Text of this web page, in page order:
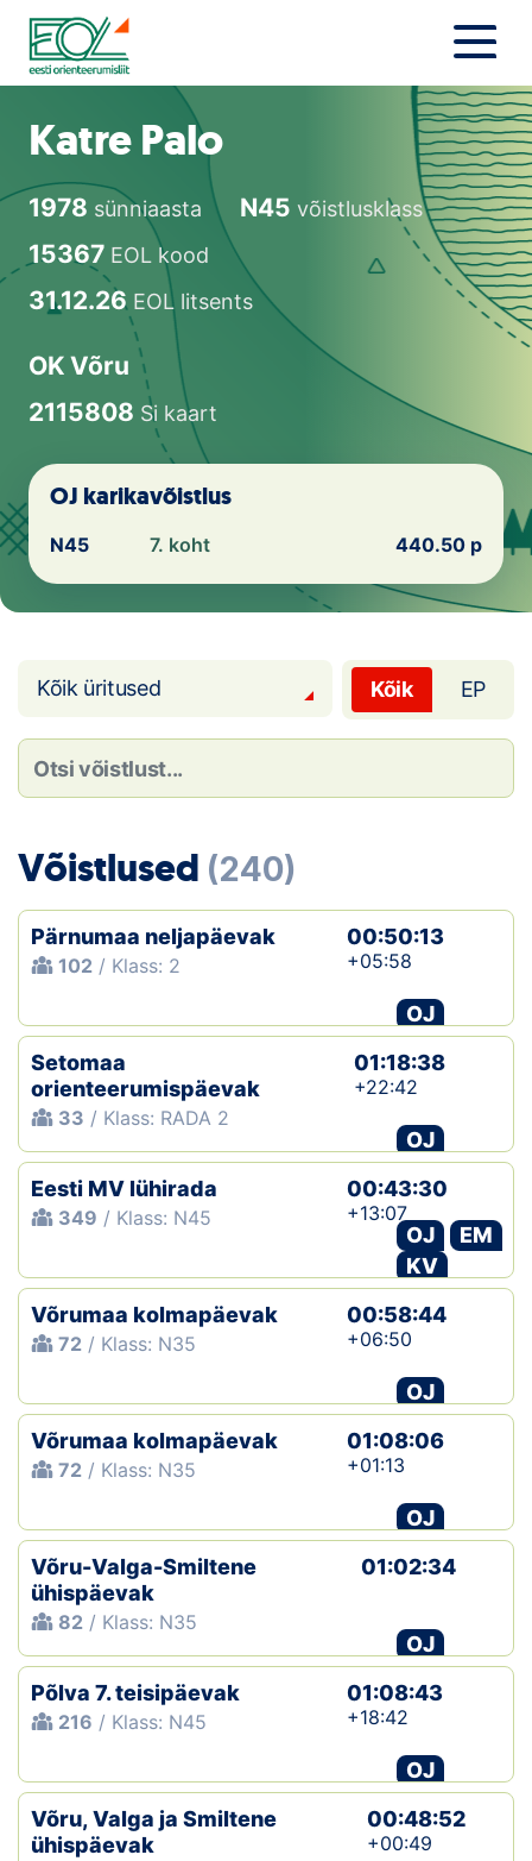
Liigu
sisu
juurde
Estonian Orienteering Federation
Orienteerujale
Eesti Orienteerumine 100!
Toetamine
Telli litsents!
Loha
Kaardid
Koondised
Tule klubisse!
Dokumendid
Klubid
Suletud maastikud
Püsirajad
Ajalugu
Koolitused
OTSI
Katre Palo
1978 sünniaasta N45 võistlusklass
15367 EOL kood
31.12.26 EOL litsents
OK Võru
2115808 Si kaart
OJ karikavõistlus
N45 7. koht 440.50 p
Kõik üritused Kõik EP
Võistlused (240)
Pärnumaa neljapäevak
102 / Klass: 2
00:50:13
+05:58
OJ
Setomaa
orienteerumispäevak
33 / Klass: RADA 2
01:18:38
+22:42
OJ
Eesti MV lühirada
349 / Klass: N45
00:43:30
+13:07
OJ
EM
KV
Võrumaa kolmapäevak
72 / Klass: N35
00:58:44
+06:50
OJ
Võrumaa kolmapäevak
72 / Klass: N35
01:08:06
+01:13
OJ
Võru-Valga-Smiltene
ühispäevak
82 / Klass: N35
01:02:34
OJ
Põlva 7. teisipäevak
216 / Klass: N45
01:08:43
+18:42
OJ
Võru, Valga ja Smiltene
ühispäevak
00:48:52
+00:49